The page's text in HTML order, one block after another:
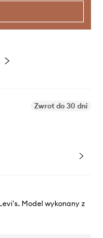
Zwrot do 30 dni
Model wykonany z